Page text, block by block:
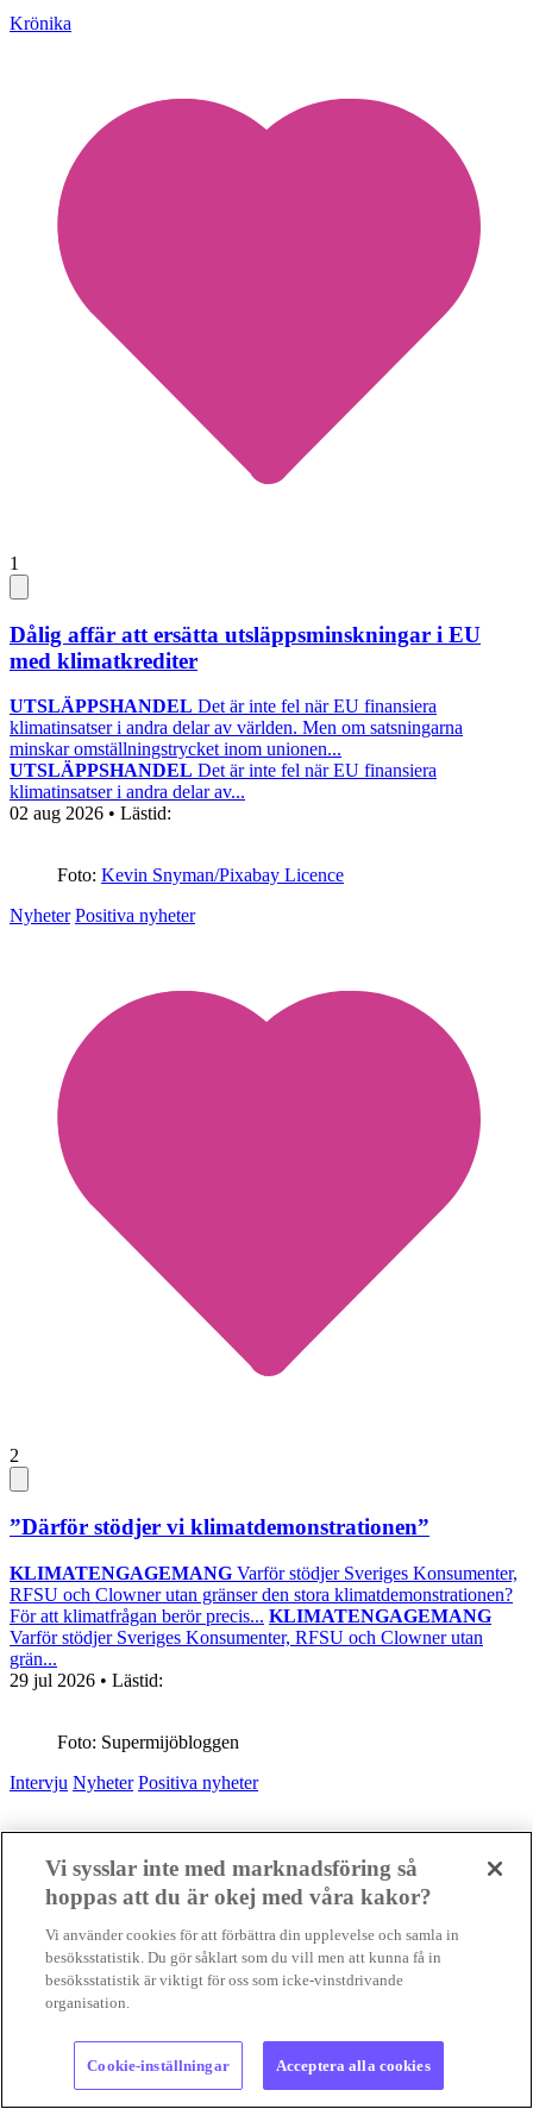
Krönika
1
Dålig affär att ersätta utsläppsminskningar i EU
med klimatkrediter
UTSLÄPPSHANDEL Det är inte fel när EU finansiera
klimatinsatser i andra delar av världen. Men om satsningarna
minskar omställningstrycket inom unionen...
UTSLÄPPSHANDEL Det är inte fel när EU finansiera
klimatinsatser i andra delar av...
02 aug 2026 • Lästid:
Foto: Kevin Snyman/Pixabay Licence
Nyheter Positiva nyheter
2
”Därför stödjer vi klimatdemonstrationen”
KLIMATENGAGEMANG Varför stödjer Sveriges Konsumenter,
RFSU och Clowner utan gränser den stora klimatdemonstrationen?
För att klimatfrågan berör precis... KLIMATENGAGEMANG
Varför stödjer Sveriges Konsumenter, RFSU och Clowner utan
grän...
29 jul 2026 • Lästid:
Foto: Supermijöbloggen
Intervju Nyheter Positiva nyheter
Vi sysslar inte med marknadsföring så
hoppas att du är okej med våra kakor?
Vi använder cookies för att förbättra din upplevelse och samla in
besöksstatistik. Du gör såklart som du vill men att kunna få in
besöksstatistik är viktigt för oss som icke-vinstdrivande
organisation.
Cookie-inställningar Acceptera alla cookies